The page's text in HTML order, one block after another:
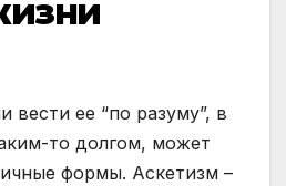
вести ее “по разуму”, в
то долгом, может
формы. Аскетизм –